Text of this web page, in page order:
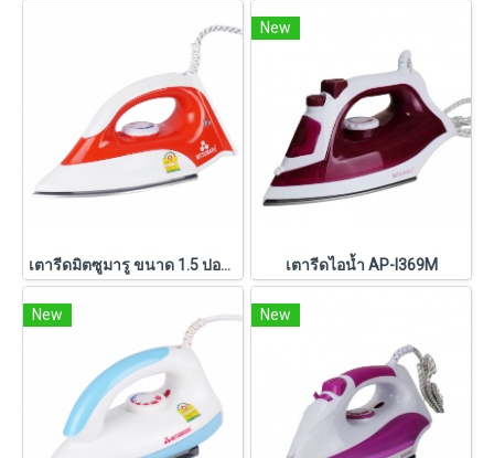
เตารีดมิตซูมารู ขนาด 1.5 ปอนด์ รุ่น AP-I11
New
เตารีดไอน้ำ AP-I369M
New New